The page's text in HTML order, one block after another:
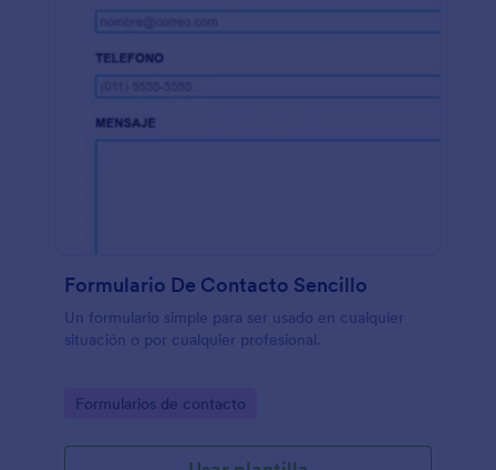
Formulario De Contacto Sencillo
Un formulario simple para ser usado en cualquier
situación o por cualquier profesional.
Go to Category:
Formularios de contacto